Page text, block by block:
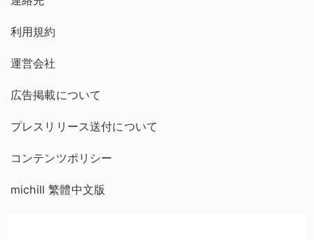
利用規約
運営会社
広告掲載について
プレスリリース送付について
コンテンツポリシー
michill 繁體中文版